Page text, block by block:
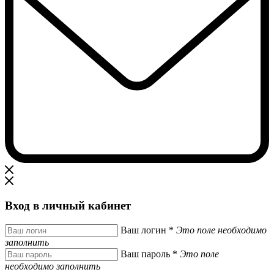
Вход в личный кабинет
Ваш логин * Это поле необходимо
заполнить
Ваш пароль * Это поле
необходимо заполнить